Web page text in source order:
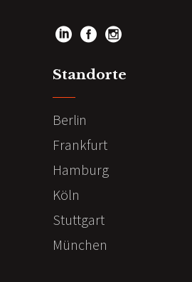
Standorte
Berlin
Frankfurt
Hamburg
Köln
Stuttgart
München